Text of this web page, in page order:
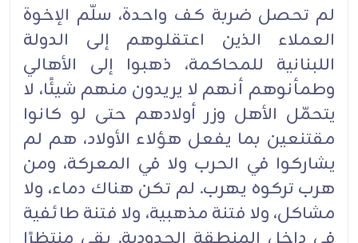
لم تحصل ضربة كف واحدة، سلّم الإخوة
العملاء الذين اعتقلوهم إلى الدولة
اللبنانية للمحاكمة، ذهبوا إلى ‏الأهالي
وطمأنوهم أنهم لا يريدون منهم شيئًا، لا
يتحمّل الأهل وزر أولادهم حتى لو كانوا
مقتنعين بما يفعل ‏هؤلاء الأولاد، هم لم
يشاركوا في الحرب ولا في المعركة، ومن
هرب تركوه يهرب. لم تكن هناك دماء، ولا
‏مشاكل، ولا فتنة مذهبية، ولا فتنة طائفية